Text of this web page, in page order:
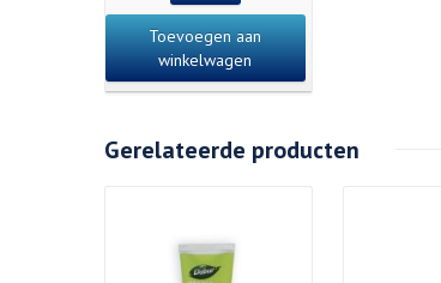
Toevoegen aan
winkelwagen
Gerelateerde producten